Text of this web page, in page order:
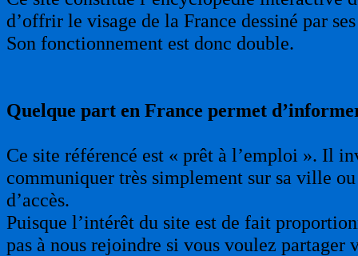
d’offrir le visage de la France dessiné par
Son fonctionnement est donc double.
Quelque part en France permet
Ce site référencé est « prêt à l’emploi ». Il
communiquer très simplement sur sa ville
d’accès.
Puisque l’intérêt du site est de fait
pas à nous rejoindre si vous voulez